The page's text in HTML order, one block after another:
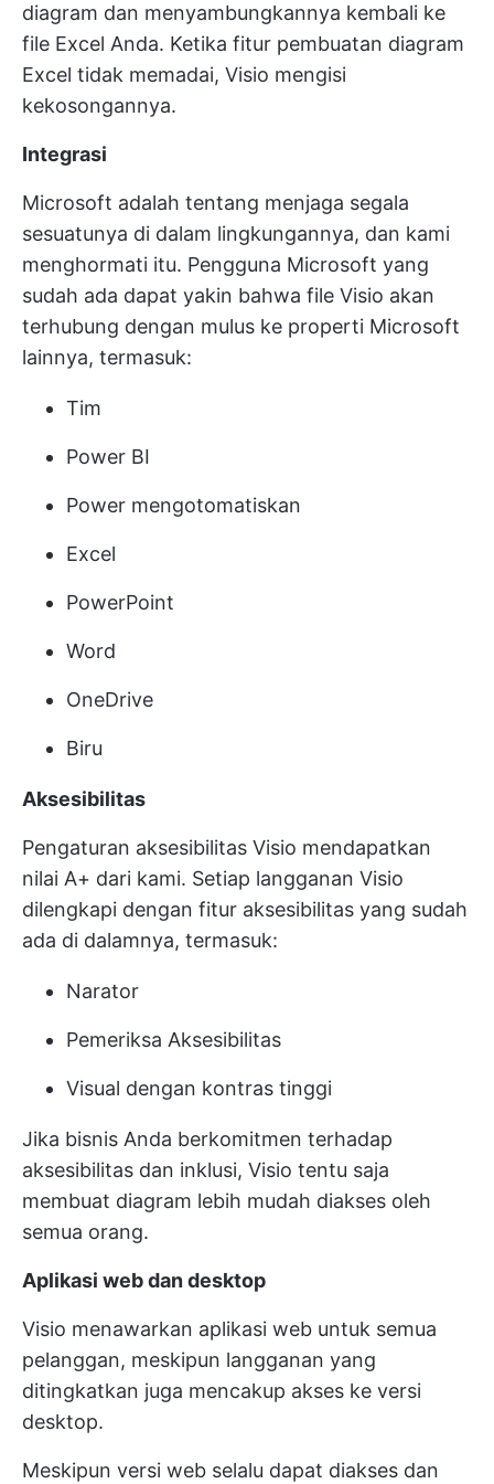
diagram dan menyambungkannya kembali ke
file Excel Anda. Ketika fitur pembuatan diagram
Excel tidak memadai, Visio mengisi
kekosongannya.
Integrasi
Microsoft adalah tentang menjaga segala
sesuatunya di dalam lingkungannya, dan kami
menghormati itu. Pengguna Microsoft yang
sudah ada dapat yakin bahwa file Visio akan
terhubung dengan mulus ke properti Microsoft
lainnya, termasuk:
Tim
Power BI
Power mengotomatiskan
Excel
PowerPoint
Word
OneDrive
Biru
Aksesibilitas
Pengaturan aksesibilitas Visio mendapatkan
nilai A+ dari kami. Setiap langganan Visio
dilengkapi dengan fitur aksesibilitas yang sudah
ada di dalamnya, termasuk:
Narator
Pemeriksa Aksesibilitas
Visual dengan kontras tinggi
Jika bisnis Anda berkomitmen terhadap
aksesibilitas dan inklusi, Visio tentu saja
membuat diagram lebih mudah diakses oleh
semua orang.
Aplikasi web dan desktop
Visio menawarkan aplikasi web untuk semua
pelanggan, meskipun langganan yang
ditingkatkan juga mencakup akses ke versi
desktop.
Meskipun versi web selalu dapat diakses dan